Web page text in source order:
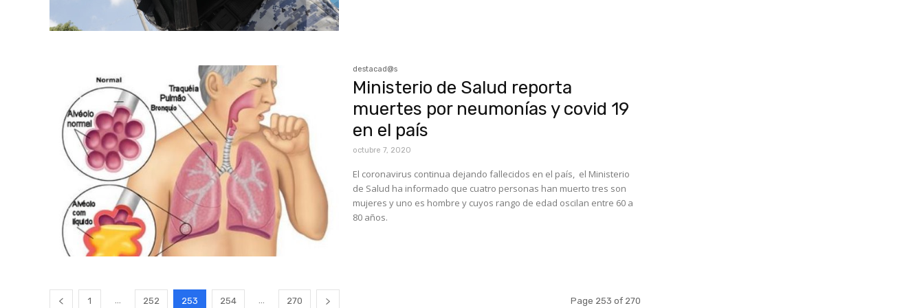
destacad@s
Ministerio de Salud reporta
muertes por neumonías y covid 19
en el país
octubre 7, 2020
El coronavirus continua dejando fallecidos en el país, el Ministerio
de Salud ha informado que cuatro personas han muerto tres son
mujeres y uno es hombre y cuyos rango de edad oscilan entre 60 a
80 años.
1 ... 252 253 254 ... 270 Page 253 of 270